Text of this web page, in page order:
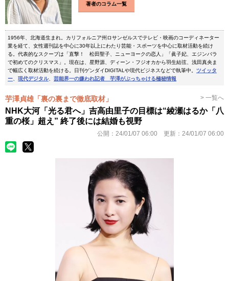
著者のコラム一覧
1956年、北海道生まれ。カリフォルニア州ロサンゼルスでテレビ・映画のコーディネーター
業を経て、女性週刊誌を中心に30年以上にわたり芸能・スポーツを中心に取材活動を続け
る。代表的なスクープは「直撃！ 松田聖子、ニューヨークの恋人」「眞子妃、エジンバラ
で初めてのクリスマス」。現在は、星野源、ディーン・フジオカから羽生結弦、浅田真央ま
で幅広く取材活動を続ける。日刊ゲンダイDIGITALや現代ビジネスなどで執筆中。 ツイッタ
ー
現代デジタル、 芸能界一の嫌われ記者 芋澤がぶっちゃける極秘情報
芋澤貞雄「裏の裏まで徹底取材」 > 一覧へ
NHK大河「光る君へ」吉高由里子の目標は“綾瀬はるか「八
重の桜」超え” 終了後には結婚も視野
公開： 24/01/07 06:00 更新： 24/01/07 06:00